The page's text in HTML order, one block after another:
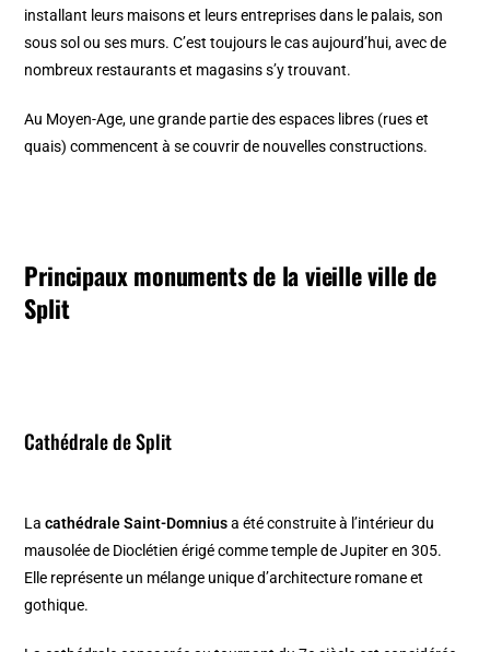
installant leurs maisons et leurs entreprises dans le palais, son
sous sol ou ses murs. C’est toujours le cas aujourd’hui, avec de
nombreux restaurants et magasins s’y trouvant.
Au Moyen-Age, une grande partie des espaces libres (rues et
quais) commencent à se couvrir de nouvelles constructions.
Principaux monuments de la vieille ville de
Split
Cathédrale de Split
Lacathédrale Saint-Domniusa été construite à l’intérieur du
mausolée de Dioclétien érigé comme temple de Jupiter en 305.
Elle représente un mélange unique d’architecture romane et
gothique.